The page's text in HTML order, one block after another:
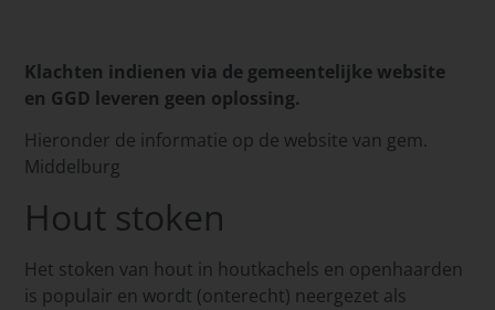
Klachten indienen via de gemeentelijke website
en GGD leveren geen oplossing.
Hieronder de informatie op de website van gem.
Middelburg
Hout stoken
Het stoken van hout in houtkachels en openhaarden
is populair en wordt (onterecht) neergezet als